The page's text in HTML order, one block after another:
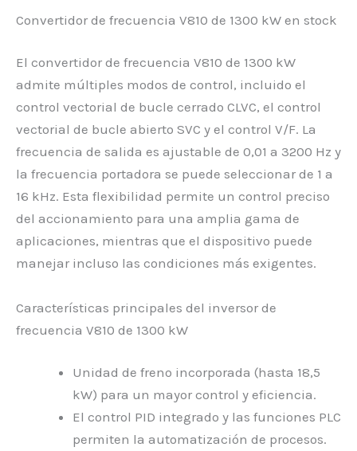
Convertidor de frecuencia V810 de 1300 kW en stock
El convertidor de frecuencia V810 de 1300 kW
admite múltiples modos de control, incluido el
control vectorial de bucle cerrado CLVC, el control
vectorial de bucle abierto SVC y el control V/F. La
frecuencia de salida es ajustable de 0,01 a 3200 Hz y
la frecuencia portadora se puede seleccionar de 1 a
16 kHz. Esta flexibilidad permite un control preciso
del accionamiento para una amplia gama de
aplicaciones, mientras que el dispositivo puede
manejar incluso las condiciones más exigentes.
Características principales del inversor de
frecuencia V810 de 1300 kW
Unidad de freno incorporada (hasta 18,5
kW) para un mayor control y eficiencia.
El control PID integrado y las funciones PLC
permiten la automatización de procesos.